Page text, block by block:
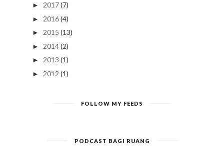
► 2017(7)
► 2016(4)
► 2015 (13)
► 2014(2)
► 2013 (1)
► 2012 (1)
FOLLOW MY FEEDS
PODCAST BAGI RUANG